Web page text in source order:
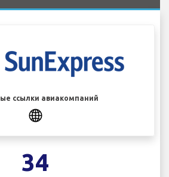
ссылки авиакомпаний
34